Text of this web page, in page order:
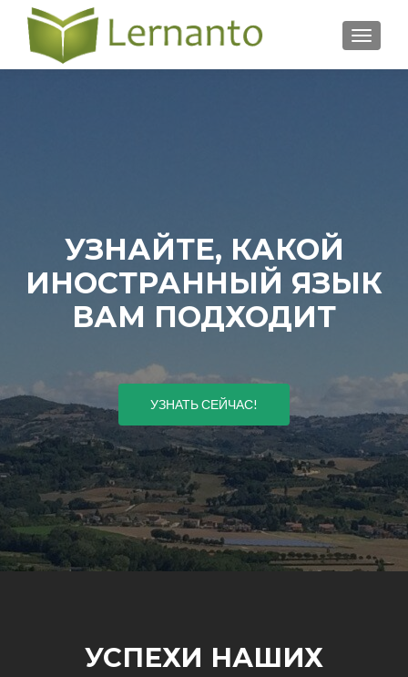
УЗНАЙТЕ, КАКОЙ
ИНОСТРАННЫЙ ЯЗЫК
ВАМ ПОДХОДИТ
УЗНАТЬ СЕЙЧАС!
УСПЕХИ НАШИХ